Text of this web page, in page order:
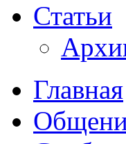
Статьи
Главная